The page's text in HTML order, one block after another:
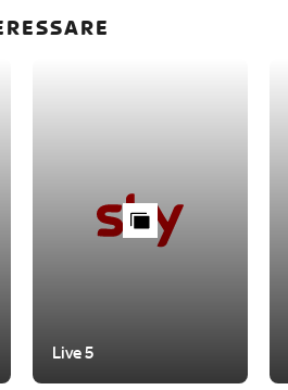
Live 5